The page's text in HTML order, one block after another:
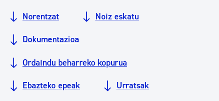
Norentzat Noiz eskatu
Dokumentazioa
Ordaindu beharreko kopurua
Ebazteko epeak Urratsak